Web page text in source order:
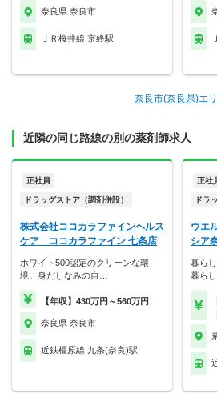
奈良県 奈良市
ＪＲ桜井線 京終駅
奈良市(奈良県)エ
近隣の同じ路線の別の薬剤師求人
正社員
ドラッグストア（調剤併設）
株式会社ココカラファインヘルス
ケア ココカラファイン 七条店
ホワイト500認定のクリーンな環
境。身だしなみの自…
【年収】430万円～560万円
奈良県 奈良市
近鉄橿原線 九条(奈良)駅
正社
ドラ
ウエ
シア
暮ら
暮ら